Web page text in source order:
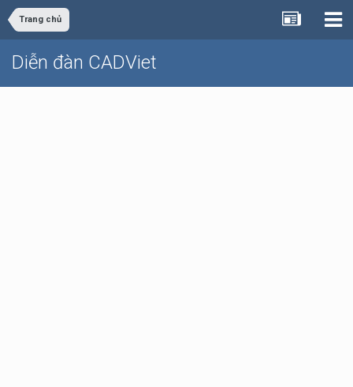
Trang chủ
Diễn đàn CADViet